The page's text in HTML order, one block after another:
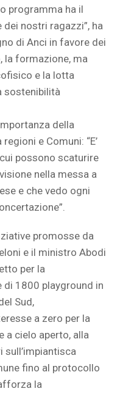
programma ha il
nostri ragazzi”, ha
di Anci in favore dei
la formazione, ma
e la lotta
sostenibilità
della
e Comuni: “E’
possono scaturire
nella messa a
e che vedo ogni
promosse da
e il ministro Abodi
per la
1800 playground in
Sud,
a zero per la
a cielo aperto, alla
sull’impiantisca
fino al protocollo
la